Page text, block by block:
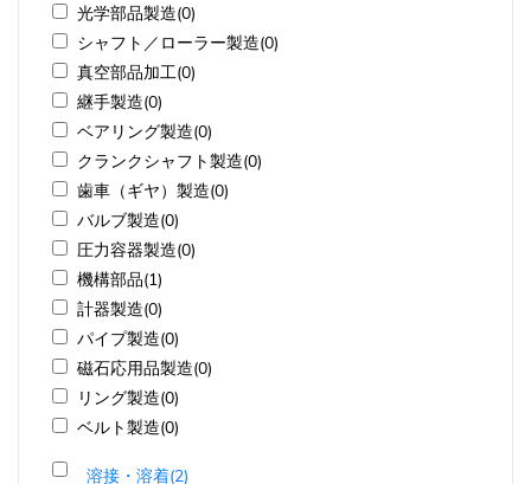
光学部品製造(0)
シャフト／ローラー製造(0)
真空部品加工(0)
継手製造(0)
ベアリング製造(0)
クランクシャフト製造(0)
歯車（ギヤ）製造(0)
バルブ製造(0)
圧力容器製造(0)
機構部品(1)
計器製造(0)
パイプ製造(0)
磁石応用品製造(0)
リング製造(0)
ベルト製造(0)
溶接・溶着(2)